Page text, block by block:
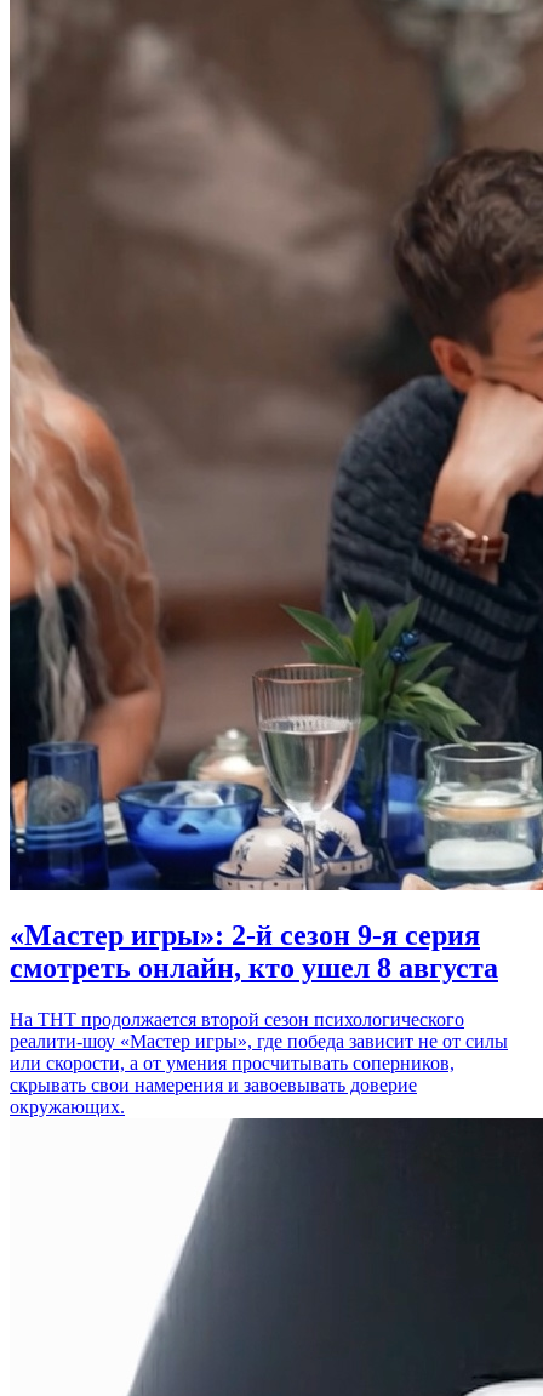
«Мастер игры»: 2-й сезон 9-я серия
смотреть онлайн, кто ушел 8 августа
На ТНТ продолжается второй сезон психологического
реалити-шоу «Мастер игры», где победа зависит не от силы
или скорости, а от умения просчитывать соперников,
скрывать свои намерения и завоевывать доверие
окружающих.